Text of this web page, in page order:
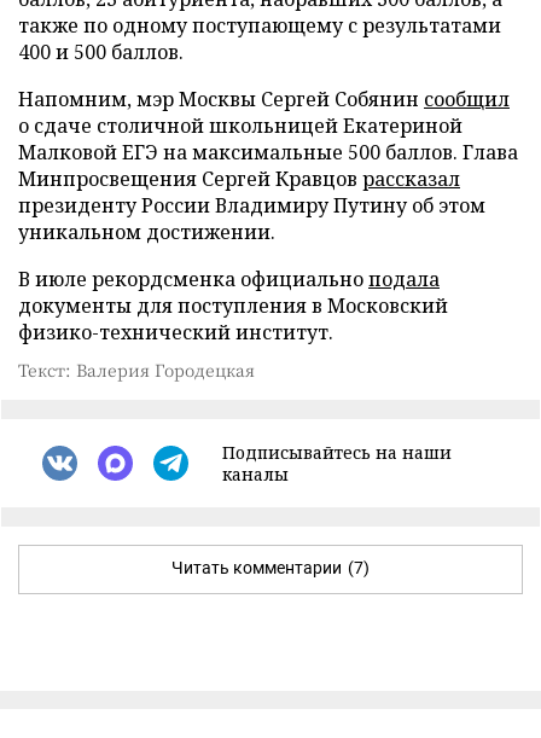
также по одному поступающему с результатами
400 и 500 баллов.
Напомним, мэр Москвы Сергей Собянин сообщил
о сдаче столичной школьницей Екатериной
Малковой ЕГЭ на максимальные 500 баллов. Глава
Минпросвещения Сергей Кравцов рассказал
президенту России Владимиру Путину об этом
уникальном достижении.
В июле рекордсменка официальноподала
документы для поступления в Московский
физико-технический институт.
Текст: Валерия Городецкая
Подписывайтесь на наши
каналы
Читать комментарии (7)